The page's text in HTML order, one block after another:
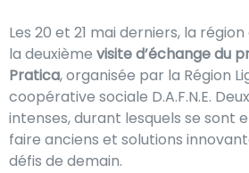
Les 20 et 21 mai derniers, la
la deuxième visite d’échange du
Pratica, organisée par la Région
coopérative sociale D.A.F.N.E.
intenses, durant lesquels se sont
faire anciens et solutions
défis de demain.